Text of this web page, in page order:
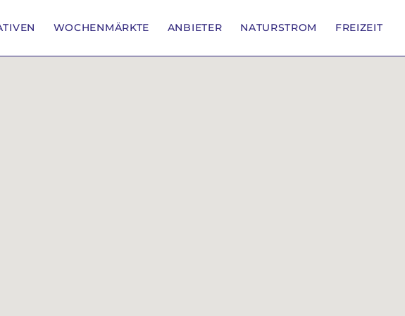
WOCHENMÄRKTE ANBIETER NATURSTROM FREIZEIT